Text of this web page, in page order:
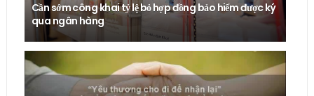
Cần sớm công khai tỷ lệ bỏ hợp đồng bảo hiểm được ký
qua ngân hàng